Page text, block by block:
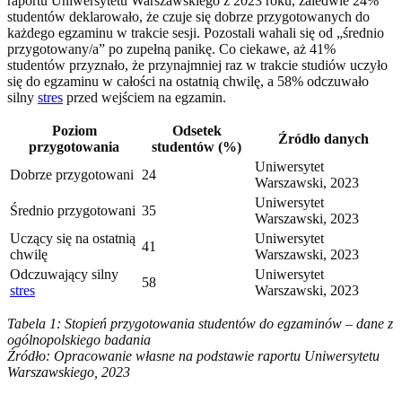
studentów deklarowało, że czuje się dobrze przygotowanych do
każdego egzaminu w trakcie sesji. Pozostali wahali się od „średnio
przygotowany/a” po zupełną panikę. Co ciekawe, aż 41%
studentów przyznało, że przynajmniej raz w trakcie studiów uczyło
się do egzaminu w całości na ostatnią chwilę, a 58% odczuwało
silny stres przed wejściem na egzamin.
Poziom
przygotowania
Odsetek
studentów (%)
Źródło danych
Dobrze przygotowani 24
Uniwersytet
Warszawski, 2023
Średnio przygotowani 35
Uniwersytet
Warszawski, 2023
Uczący się na ostatnią
chwilę
41
Uniwersytet
Warszawski, 2023
Odczuwający silny
stres
58
Uniwersytet
Warszawski, 2023
Tabela 1: Stopień przygotowania studentów do egzaminów – dane z
ogólnopolskiego badania
Źródło: Opracowanie własne na podstawie raportu Uniwersytetu
Warszawskiego, 2023